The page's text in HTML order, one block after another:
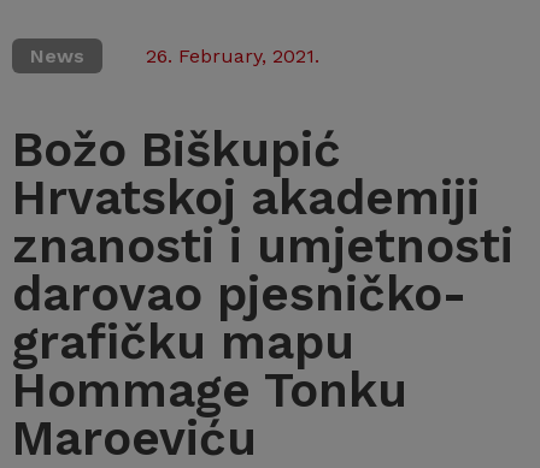
News 26. February, 2021.
Božo Biškupić
Hrvatskoj akademiji
znanosti i umjetnosti
darovao pjesničko-
grafičku mapu
Hommage Tonku
Maroeviću